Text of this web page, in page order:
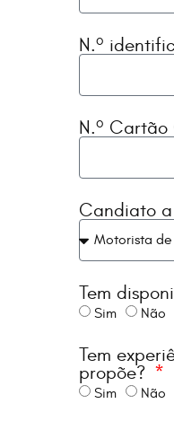
N.º
N.º
Candiato a
Tem
Sim Não
Tem
propõe?
Sim Não